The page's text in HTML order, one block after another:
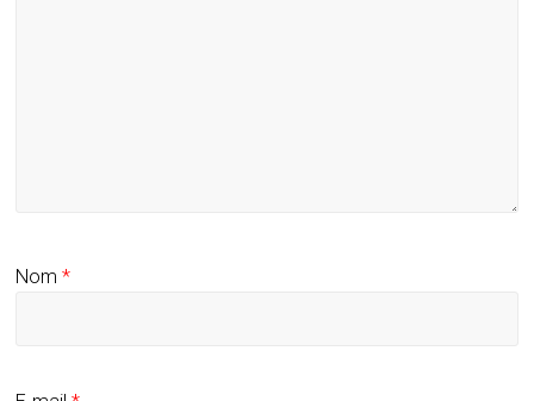
Nom*